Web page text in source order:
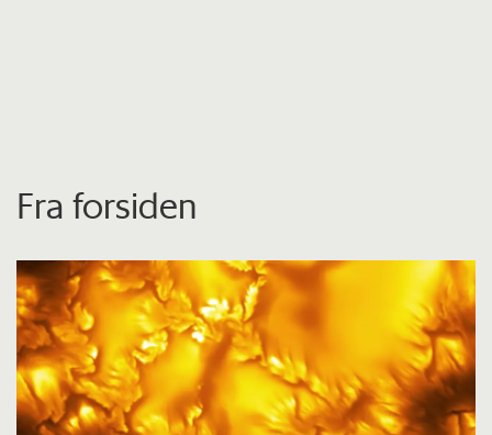
Fra forsiden